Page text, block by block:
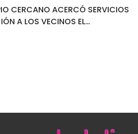
CERCANO ACERCÓ SERVICIOS
A LOS VECINOS EL